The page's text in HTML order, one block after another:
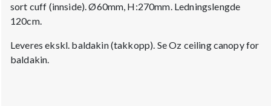
sort cuff (innside). Ø60mm, H:270mm. Ledningslengde
120cm.
Leveres ekskl. baldakin (takkopp). Se Oz ceiling canopy for
baldakin.